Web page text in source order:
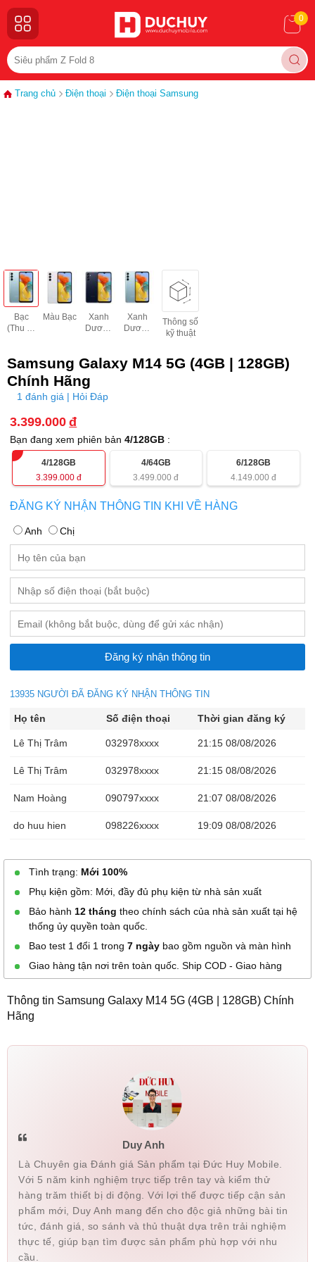
0
Trang chủ Điện thoại Điện thoại Samsung
Bạc
(Thu cũ
Màu Bạc
Xanh
Dương
Xanh
Dương
Thông số
kỹ thuật
Samsung Galaxy M14 5G (4GB | 128GB)
Chính Hãng
1 đánh giá | Hỏi Đáp
3.399.000 đ
Bạn đang xem phiên bản4/128GB :
4/128GB
3.399.000đ
4/64GB
3.499.000 đ
6/128GB
4.149.000đ
ĐĂNG KÝ NHẬN THÔNG TIN KHI VỀ HÀNG
Anh Chị
13935 NGƯỜI ĐÃ ĐĂNG KÝ NHẬN THÔNG TIN
Họ tên Số điện thoại Thời gian đăng ký
Lê Thị Trâm 032978xxxx 21:15 08/08/2026
Lê Thị Trâm 032978xxxx 21:15 08/08/2026
Nam Hoàng 090797xxxx 21:07 08/08/2026
do huu hien 098226xxxx 19:09 08/08/2026
Linh 037700xxxx 15:42 08/08/2026
Lưu Trung Thắng 094752xxxx
Lưu Trung Thắng 094752xxxx 15:13 08/08/2026
Minh Luân
Minh Luân 089844xxxx 13:55 08/08/2026
035758xxxx
034961xxxx
Hà Bạch Mai 034961xxxx 12:41 08/08/2026
Quyen Nguyen 094426xxxx 11:09 08/08/2026
Nguyen Xuân quyen094426xxxx 10:47 08/08/2026
Tình trạng: Mới 100%
Phụ kiện gồm: Mới, đầy đủ phụ kiện từ nhà sản xuất
Bảo hành 12 tháng theo chính sách của nhà sản xuất tại hệ
thống ủy quyền toàn quốc.
Bao test 1 đổi 1 trong 7 ngày bao gồm nguồn và màn hình
Giao hàng tận nơi trên toàn quốc. Ship COD - Giao hàng
Thông tin Samsung Galaxy M14 5G (4GB | 128GB) Chính
Hãng
Duy Anh
Là Chuyên gia Đánh giá Sản phẩm tại Đức Huy Mobile.
Với 5 năm kinh nghiệm trực tiếp trên tay và kiểm thử
hàng trăm thiết bị di động. Với lợi thế được tiếp cận sản
phẩm mới, Duy Anh mang đến cho độc giả những bài tin
tức, đánh giá, so sánh và thủ thuật dựa trên trải nghiệm
thực tế, giúp bạn tìm được sản phẩm phù hợp với nhu
cầu.